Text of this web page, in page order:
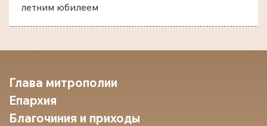
летним юбилеем
Глава митрополии
Епархия
Благочиния и приходы